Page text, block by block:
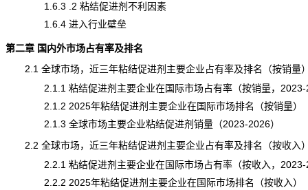
1.6.3 .2 粘结促进剂不利因素
1.6.4 进入行业壁垒
第二章 国内外市场占有率及排名
2.1 全球市场，近三年粘结促进剂主要企业占有率及排名（按销量
2.1.1 粘结促进剂主要企业在国际市场占有率（按销量，2023-
2.1.2 2025年粘结促进剂主要企业在国际市场排名（按销量）
2.1.3 全球市场主要企业粘结促进剂销量（2023-2026）
2.2 全球市场，近三年粘结促进剂主要企业占有率及排名（按收入
2.2.1 粘结促进剂主要企业在国际市场占有率（按收入，2023-
2.2.2 2025年粘结促进剂主要企业在国际市场排名（按收入）